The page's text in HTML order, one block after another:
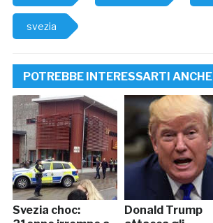
svezia
POTREBBE INTERESSARTI ANCHE
Svezia choc:
Donald Trump